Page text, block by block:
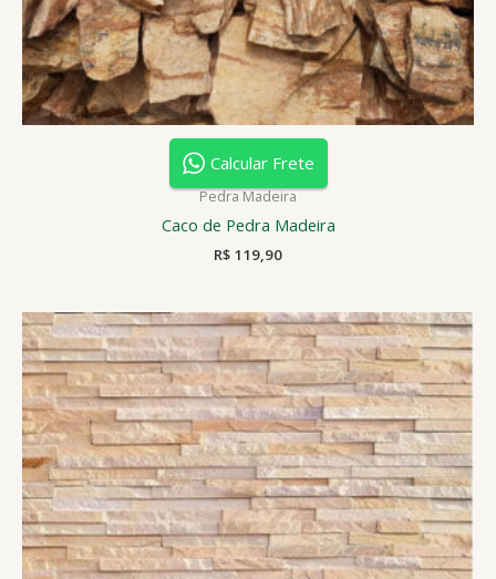
Calcular Frete
Pedra Madeira
Caco de Pedra Madeira
R$ 119,90